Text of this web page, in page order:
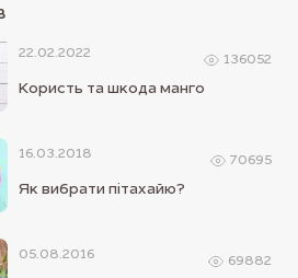
22.02.2022
Користь та шкода манго
136052
16.03.2018
Як вибрати пітахайю?
70695
05.08.2016 69882